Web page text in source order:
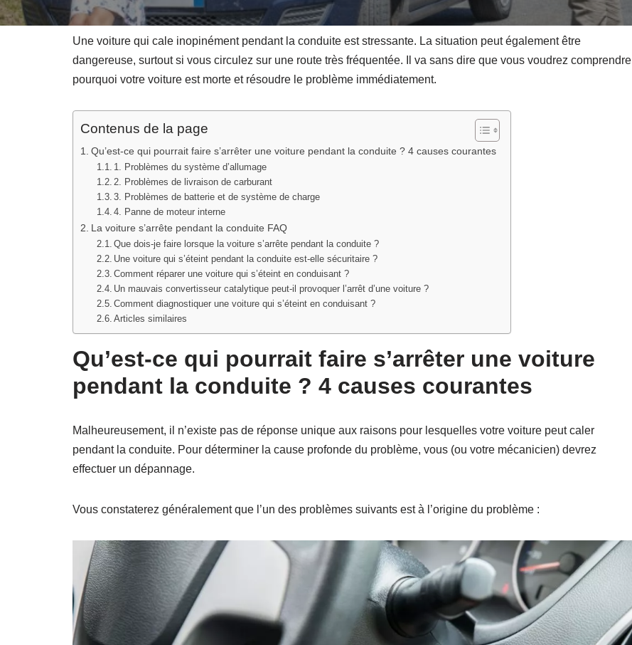
Une voiture qui cale inopinément pendant la conduite est stressante. La situation peut également être
dangereuse, surtout si vous circulez sur une route très fréquentée. Il va sans dire que vous voudrez comprendre
pourquoi votre voiture est morte et résoudre le problème immédiatement.
Contenus de la page
Qu’est-ce qui pourrait faire s’arrêter une voiture pendant la conduite ? 4 causes courantes
1. Problèmes du système d’allumage
2. Problèmes de livraison de carburant
3. Problèmes de batterie et de système de charge
4. Panne de moteur interne
La voiture s’arrête pendant la conduite FAQ
Que dois-je faire lorsque la voiture s’arrête pendant la conduite ?
Une voiture qui s’éteint pendant la conduite est-elle sécuritaire ?
Comment réparer une voiture qui s’éteint en conduisant ?
Un mauvais convertisseur catalytique peut-il provoquer l’arrêt d’une voiture ?
Comment diagnostiquer une voiture qui s’éteint en conduisant ?
Articles similaires
Qu’est-ce qui pourrait faire s’arrêter une voiture
pendant la conduite ? 4 causes courantes
Malheureusement, il n’existe pas de réponse unique aux raisons pour lesquelles votre voiture peut caler
pendant la conduite. Pour déterminer la cause profonde du problème, vous (ou votre mécanicien) devrez
effectuer un dépannage.
Vous constaterez généralement que l’un des problèmes suivants est à l’origine du problème :